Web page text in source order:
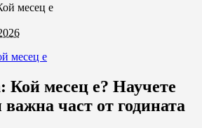
месец е
Кой месец е? Научете
важна част от годината